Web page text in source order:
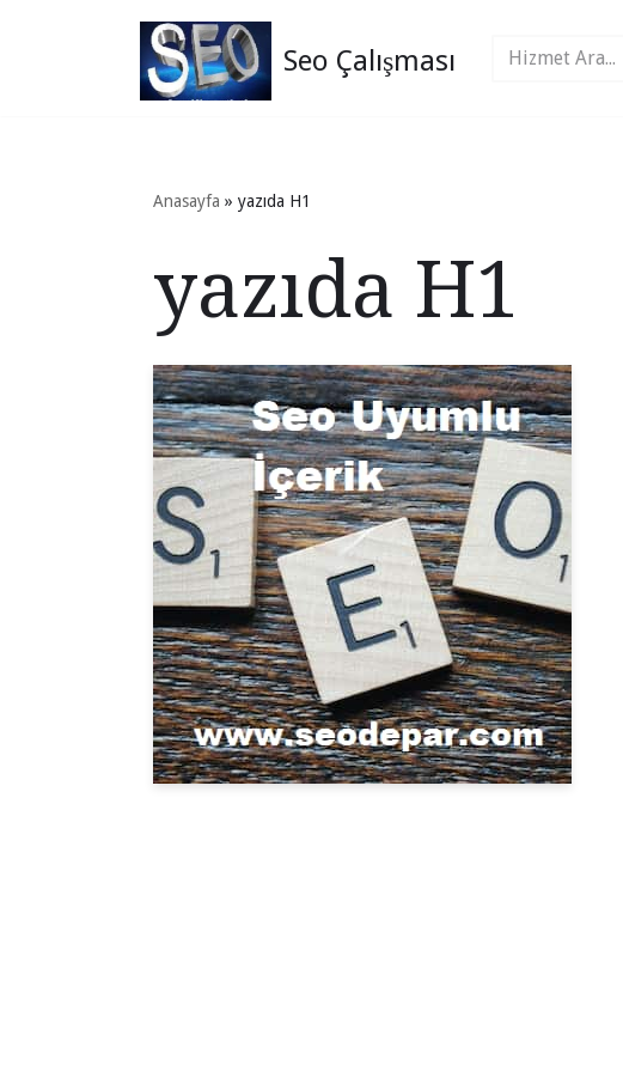
Seo Çalışması
Anasayfa »yazıda H1
yazıda H1